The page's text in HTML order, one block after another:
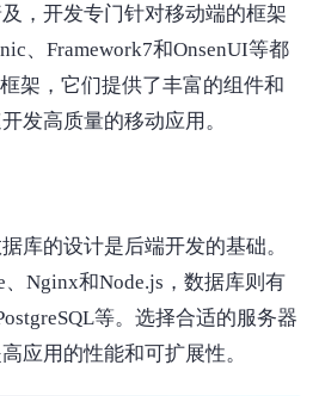
，开发专门针对移动端的框架
、Framework7和OnsenUI等都
架，它们提供了丰富的组件和
发高质量的移动应用。
库的设计是后端开发的基础。
Nginx和Node.js，数据库则有
等。选择合适的服务器
应用的性能和可扩展性。